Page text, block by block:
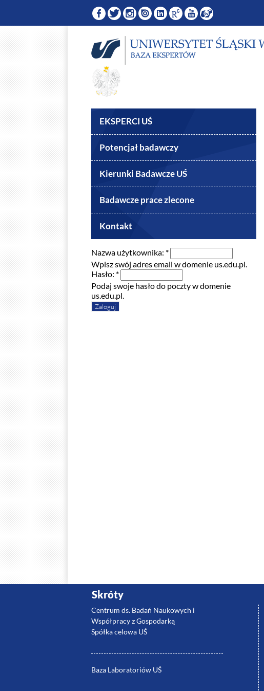
EKSPERCI UŚ
Potencjał badawczy
Kierunki Badawcze UŚ
Badawcze prace zlecone
Kontakt
Nazwa użytkownika: *
Wpisz swój adres email w domenie us.edu.pl.
Hasło: *
Podaj swoje hasło do poczty w domenie
us.edu.pl.
Skróty
Centrum ds. Badań Naukowych i
Współpracy z Gospodarką
Spółka celowa UŚ
Baza Laboratoriów UŚ